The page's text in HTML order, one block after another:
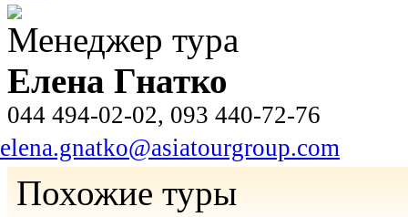
Менеджер тура
Елена Гнатко
044 494-02-02, 093 440-72-76
elena.gnatko@asiatourgroup.com
Похожие туры